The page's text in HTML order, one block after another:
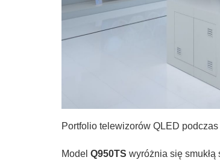
Portfolio telewizorów QLED
Model Q950TS wyróżnia się